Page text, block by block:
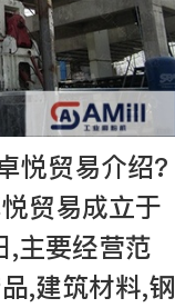
悦贸易介绍?
贸易成立于
主要经营范
,建筑材料,钢